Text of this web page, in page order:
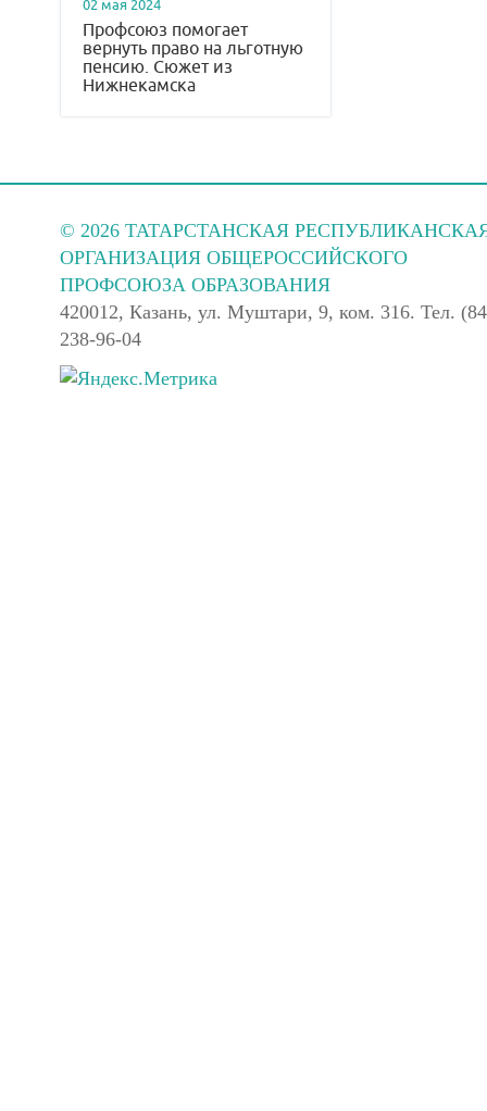
02 мая 2024
Профсоюз помогает
вернуть право на льготную
пенсию. Сюжет из
Нижнекамска
© 2026 ТАТАРСТАНСКАЯ
ОРГАНИЗАЦИЯ ОБЩЕРОССИЙСКОГО
ПРОФСОЮЗА ОБРАЗОВАНИЯ
420012, Казань, ул. Муштари, 9, ком. 316. Тел.
238-96-04